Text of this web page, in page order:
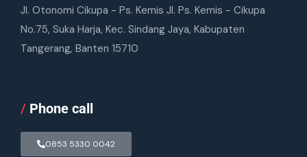
Jl. Otonomi Cikupa - Ps. Kemis Jl. Ps. Kemis - Cikupa
No.75, Suka Harja, Kec. Sindang Jaya, Kabupaten
Tangerang, Banten 15710
/ Phone call
0853 5330 0042